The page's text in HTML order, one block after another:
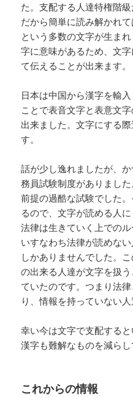
た。支配する人達特権階
だから簡単に読み解かれ
という多数の文字が生ま
字に意味があるため、文
て伝えることが出来ます。
日本は中国から漢字を輸
ことで表音文字と表意文
出来ました。文字にする
す。
話が少し逸れましたが、
務員試験制度がありまし
前提の過酷な試験でした
るので、文字が読める人
法律は生きていく上での
いすなわち法律が読めな
しかありませんでした。
の出来る人達が文字を扱
ていたのです。つまり法
り、情報を持っていない
幸い今は文字で支配する
漢字も難解なものを減らし
これからの情報